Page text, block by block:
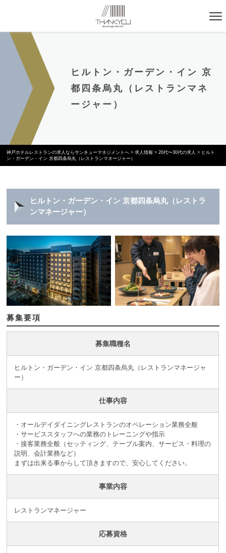
ヒルトン・ガーデン・イン 京
都四条烏丸（レストランマネ
ージャー）
神戸ホテルレストランの求人ならサンキューマネジメントへ >求人情報 >20代〜30代の求人 > ヒルト
ン・ガーデン・イン 京都四条烏丸（レストランマネージャー）
ヒルトン・ガーデン・イン 京都四条烏丸（レストラ
ンマネージャー）
募集要項
募集職種名
ヒルトン・ガーデン・イン 京都四条烏丸（レストランマネージャ
ー）
仕事内容
・オールデイダイニングレストランのオペレーション業務全般
・サービススタッフへの業務のトレーニングや指示
・接客業務全般（セッティング、テーブル案内、サービス・料理の
説明、会計業務など）
まずは出来る事からして頂きますので、安心してください。
事業内容
レストランマネージャー
応募資格